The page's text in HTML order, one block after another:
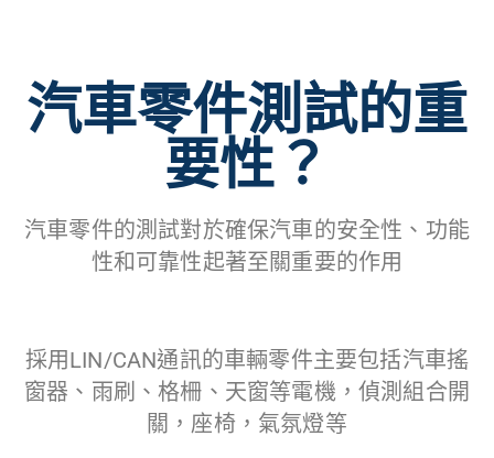
汽車零件測試的重
要性？
汽車零件的測試對於確保汽車的安全性、功能
性和可靠性起著至關重要的作用
採用LIN/CAN通訊的車輛零件主要包括汽車搖
窗器、雨刷、格柵、天窗等電機，偵測組合開
關，座椅，氣氛燈等